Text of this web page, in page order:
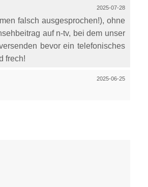
2025-07-28
falsch ausgesprochen!), ohne
auf n-tv, bei dem unser
bevor ein telefonisches
frech!
2025-06-25